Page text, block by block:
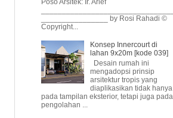
________________ by Rosi Rahadi ©
Copyright...
Konsep Innercourt di
lahan 9x20m [kode 039]
Desain rumah ini
mengadopsi prinsip
arsitektur tropis yang
diaplikasikan tidak hanya
pada tampilan eksterior, tetapi juga pada
pengolahan ...